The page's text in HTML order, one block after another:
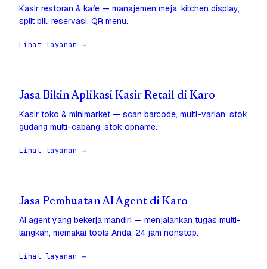
Kasir restoran & kafe — manajemen meja, kitchen display,
split bill, reservasi, QR menu.
Lihat layanan →
Jasa Bikin Aplikasi Kasir Retail di Karo
Kasir toko & minimarket — scan barcode, multi-varian, stok
gudang multi-cabang, stok opname.
Lihat layanan →
Jasa Pembuatan AI Agent di Karo
AI agent yang bekerja mandiri — menjalankan tugas multi-
langkah, memakai tools Anda, 24 jam nonstop.
Lihat layanan →